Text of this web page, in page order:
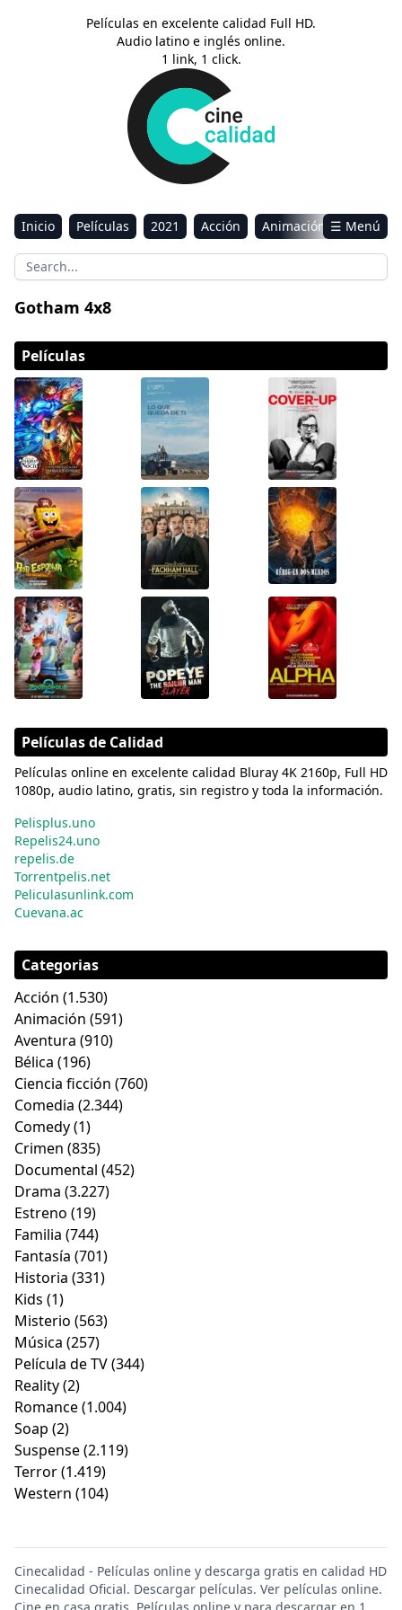
Películas en excelente calidad Full HD.
Audio latino e inglés online.
1 link, 1 click.
Inicio Películas 2021 Acción
Animación
Aventura
Ciencia ficción Comedia
Drama
☰ Menú
Gotham 4x8
Películas
Películas de Calidad
Películas online en excelente calidad Bluray 4K 2160p, Full HD
1080p, audio latino, gratis, sin registro y toda la información.
Pelisplus.uno
Repelis24.uno
repelis.de
Torrentpelis.net
Peliculasunlink.com
Cuevana.ac
Categorias
Acción (1.530)
Animación (591)
Aventura (910)
Bélica (196)
Ciencia ficción (760)
Comedia (2.344)
Comedy(1)
Crimen (835)
Documental (452)
Drama (3.227)
Estreno (19)
Familia (744)
Fantasía (701)
Historia (331)
Kids (1)
Misterio (563)
Música (257)
Película de TV(344)
Reality(2)
Romance(1.004)
Soap (2)
Suspense(2.119)
Terror(1.419)
Western (104)
Cinecalidad - Películas online y descarga gratis en calidad HD
Cinecalidad Oficial. Descargar películas. Ver películas online.